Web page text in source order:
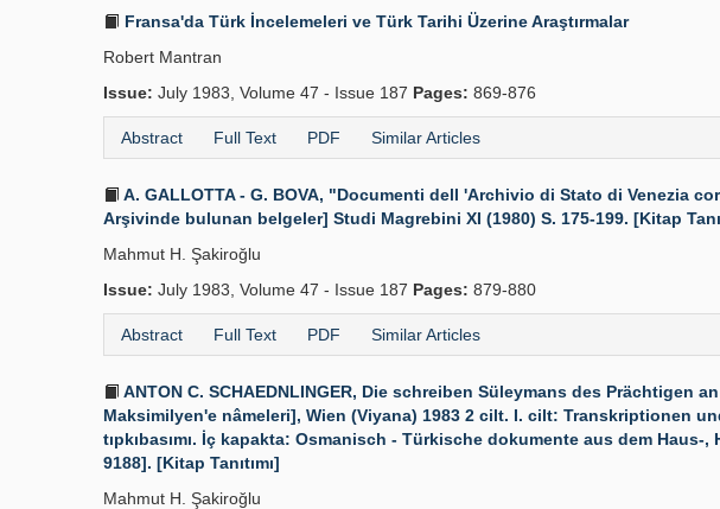
Fransa'da Türk İncelemeleri ve Türk Tarihi Üzerine Araştırmalar
Robert Mantran
Issue: July 1983, Volume 47 - Issue 187 Pages: 869-876
Abstract Full Text PDF Similar Articles
A. GALLOTTA - G. BOVA, "Documenti dell 'Archivio di Stato di Venezia
Arşivinde bulunan belgeler] Studi Magrebini XI (1980) S. 175-199. [Kitap
Mahmut H. Şakiroğlu
Issue: July 1983, Volume 47 - Issue 187 Pages: 879-880
Abstract Full Text PDF Similar Articles
ANTON C. SCHAEDNLINGER, Die schreiben Süleymans des Prächtigen
Maksimilyen'e nâmeleri], Wien (Viyana) 1983 2 cilt. I. cilt: Transkriptionen
tıpkıbasımı. İç kapakta: Osmanisch - Türkische dokumente aus dem
9188]. [Kitap Tanıtımı]
Mahmut H. Şakiroğlu